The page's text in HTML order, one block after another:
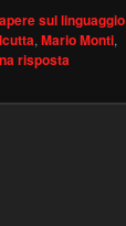
sul linguaggio
, Mario Monti,
risposta